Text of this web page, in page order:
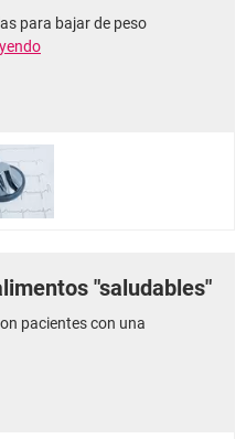
para bajar de peso
"saludables"
pacientes con una